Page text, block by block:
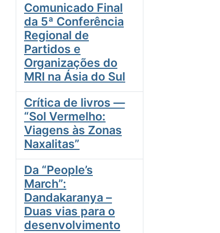
Comunicado Final
da 5ª Conferência
Regional de
Partidos e
Organizações do
MRI na Ásia do Sul
Crítica de livros —
“Sol Vermelho:
Viagens às Zonas
Naxalitas”
Da “People’s
March”:
Dandakaranya –
Duas vias para o
desenvolvimento